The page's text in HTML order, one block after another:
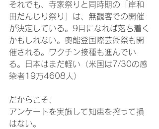
それでも、寺家祭りと同時期の「岸和
田だんじり祭り」は、無観客での開催
が決定している。9月になれば落ち着く
かもしれない。奥能登国際芸術祭も開
催される。ワクチン接種も進んでい
る。日本はまだ軽い（米国は7/30の感
染者19万4608人）
だからこそ、
アンケートを実施して知恵を搾って損
はない。